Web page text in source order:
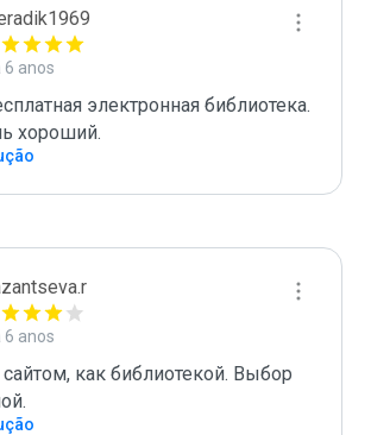
6 anos
электронная библиотека.
хороший.
6 anos
как библиотекой. Выбор